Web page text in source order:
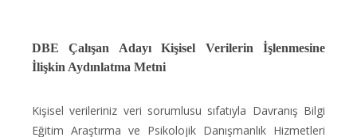
DBE Çalışan Adayı Kişisel Verilerin İşlenmesine
İlişkin Aydınlatma Metni
Kişisel verileriniz veri sorumlusu sıfatıyla Davranış Bilgi
Eğitim Araştırma ve Psikolojik Danışmanlık Hizmetleri